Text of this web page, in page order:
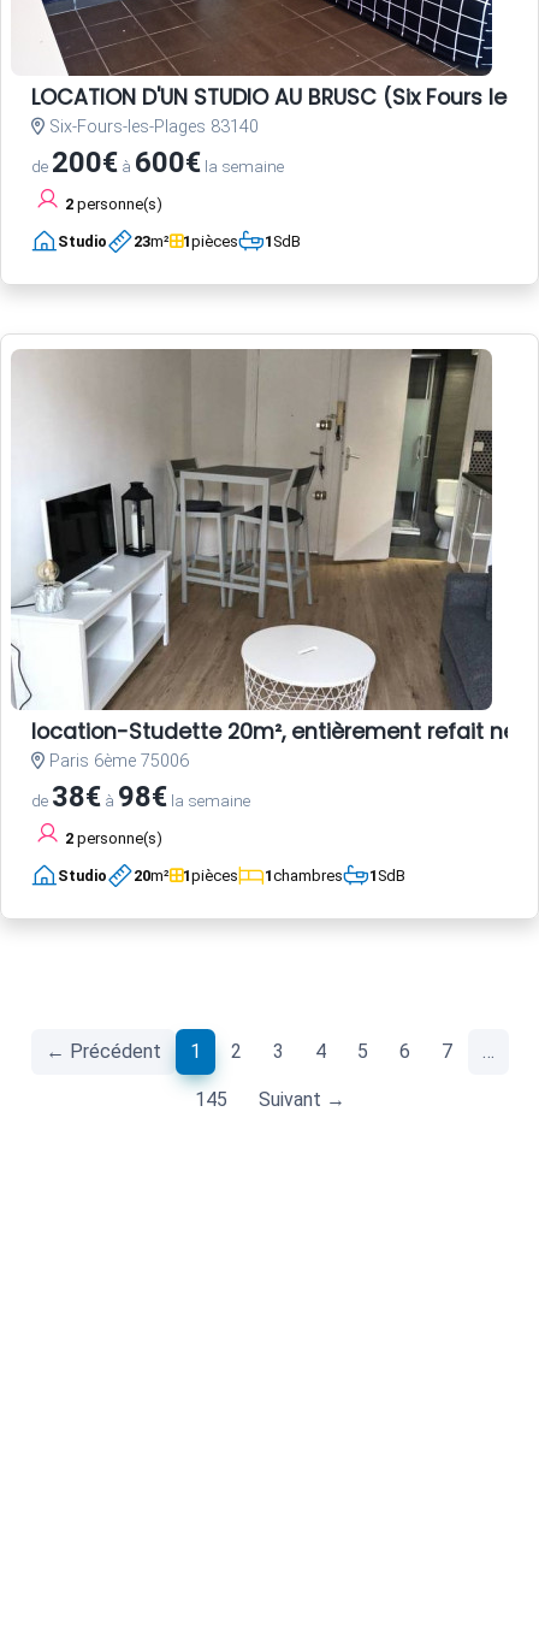
LOCATION D'UN STUDIO AU BRUSC (Six Fours les
Six-Fours-les-Plages 83140
de 200€ à 600€ la semaine
2 personne(s)
Studio 23m² 1pièces 1SdB
location-Studette 20m², entièrement refait neuf
Paris 6ème 75006
de 38€ à 98€ la semaine
2 personne(s)
Studio 20m² 1pièces 1chambres 1SdB
← Précédent 1 (current)
2 3 4 5 6 7 …
145 Suivant →